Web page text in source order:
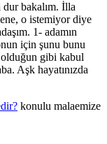
bakalım. İlla
o istemiyor diye
1- adamın
için şunu bunu
olduğun gibi kabul
Aşk hayatınızda
konulu malaemize